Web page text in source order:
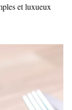
et luxueux